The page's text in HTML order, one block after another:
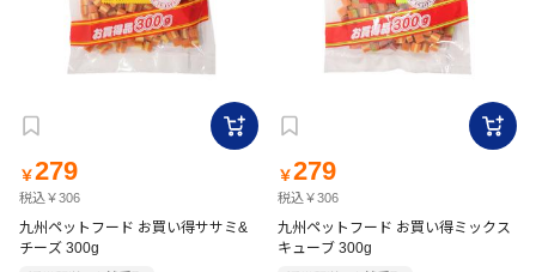
￥279
税込￥306
九州ペットフード お買い得ササミ&
チーズ 300g
￥279
税込￥306
九州ペットフード お買い得ミックス
キューブ 300g